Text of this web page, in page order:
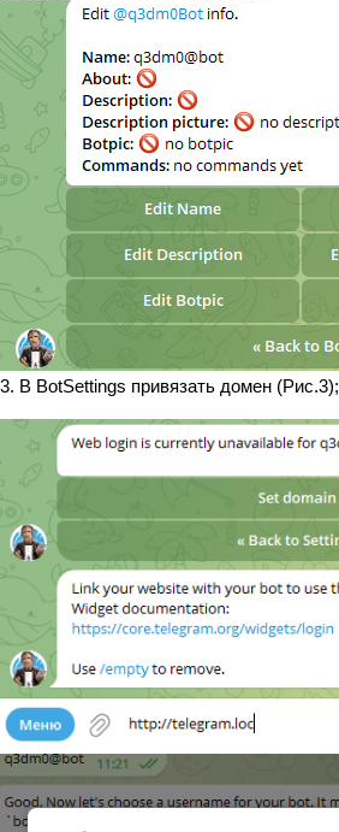
3. В BotSettings привязать домен (Рис.3);